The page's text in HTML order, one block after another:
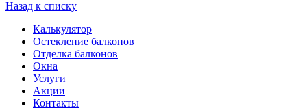
Назад к списку
Калькулятор
Остекление балконов
Отделка балконов
Окна
Услуги
Акции
Контакты